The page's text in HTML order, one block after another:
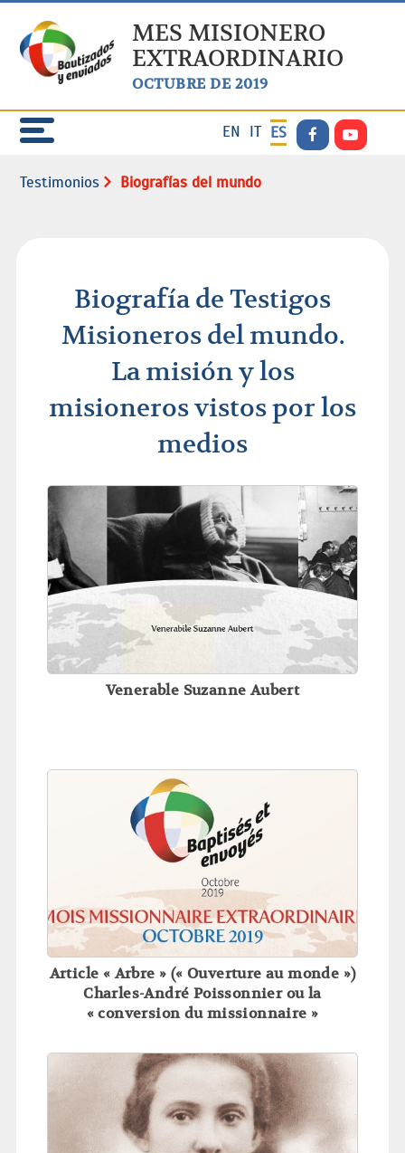
MES MISIONERO
EXTRAORDINARIO
OCTUBRE DE 2019
EN IT ES
Testimonios Biografías del mundo
Biografía de Testigos
Misioneros del mundo.
La misión y los
misioneros vistos por los
medios
Venerable Suzanne Aubert
Article « Arbre » (« Ouverture au monde »)
Charles-André Poissonnier ou la
« conversion du missionnaire »